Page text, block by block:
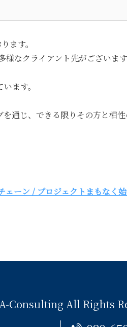
ます。
なクライアント先がございます
ます。
通じ、できる限りその方と相性
ェーン / プロジェクトまもなく
Consulting All Rights